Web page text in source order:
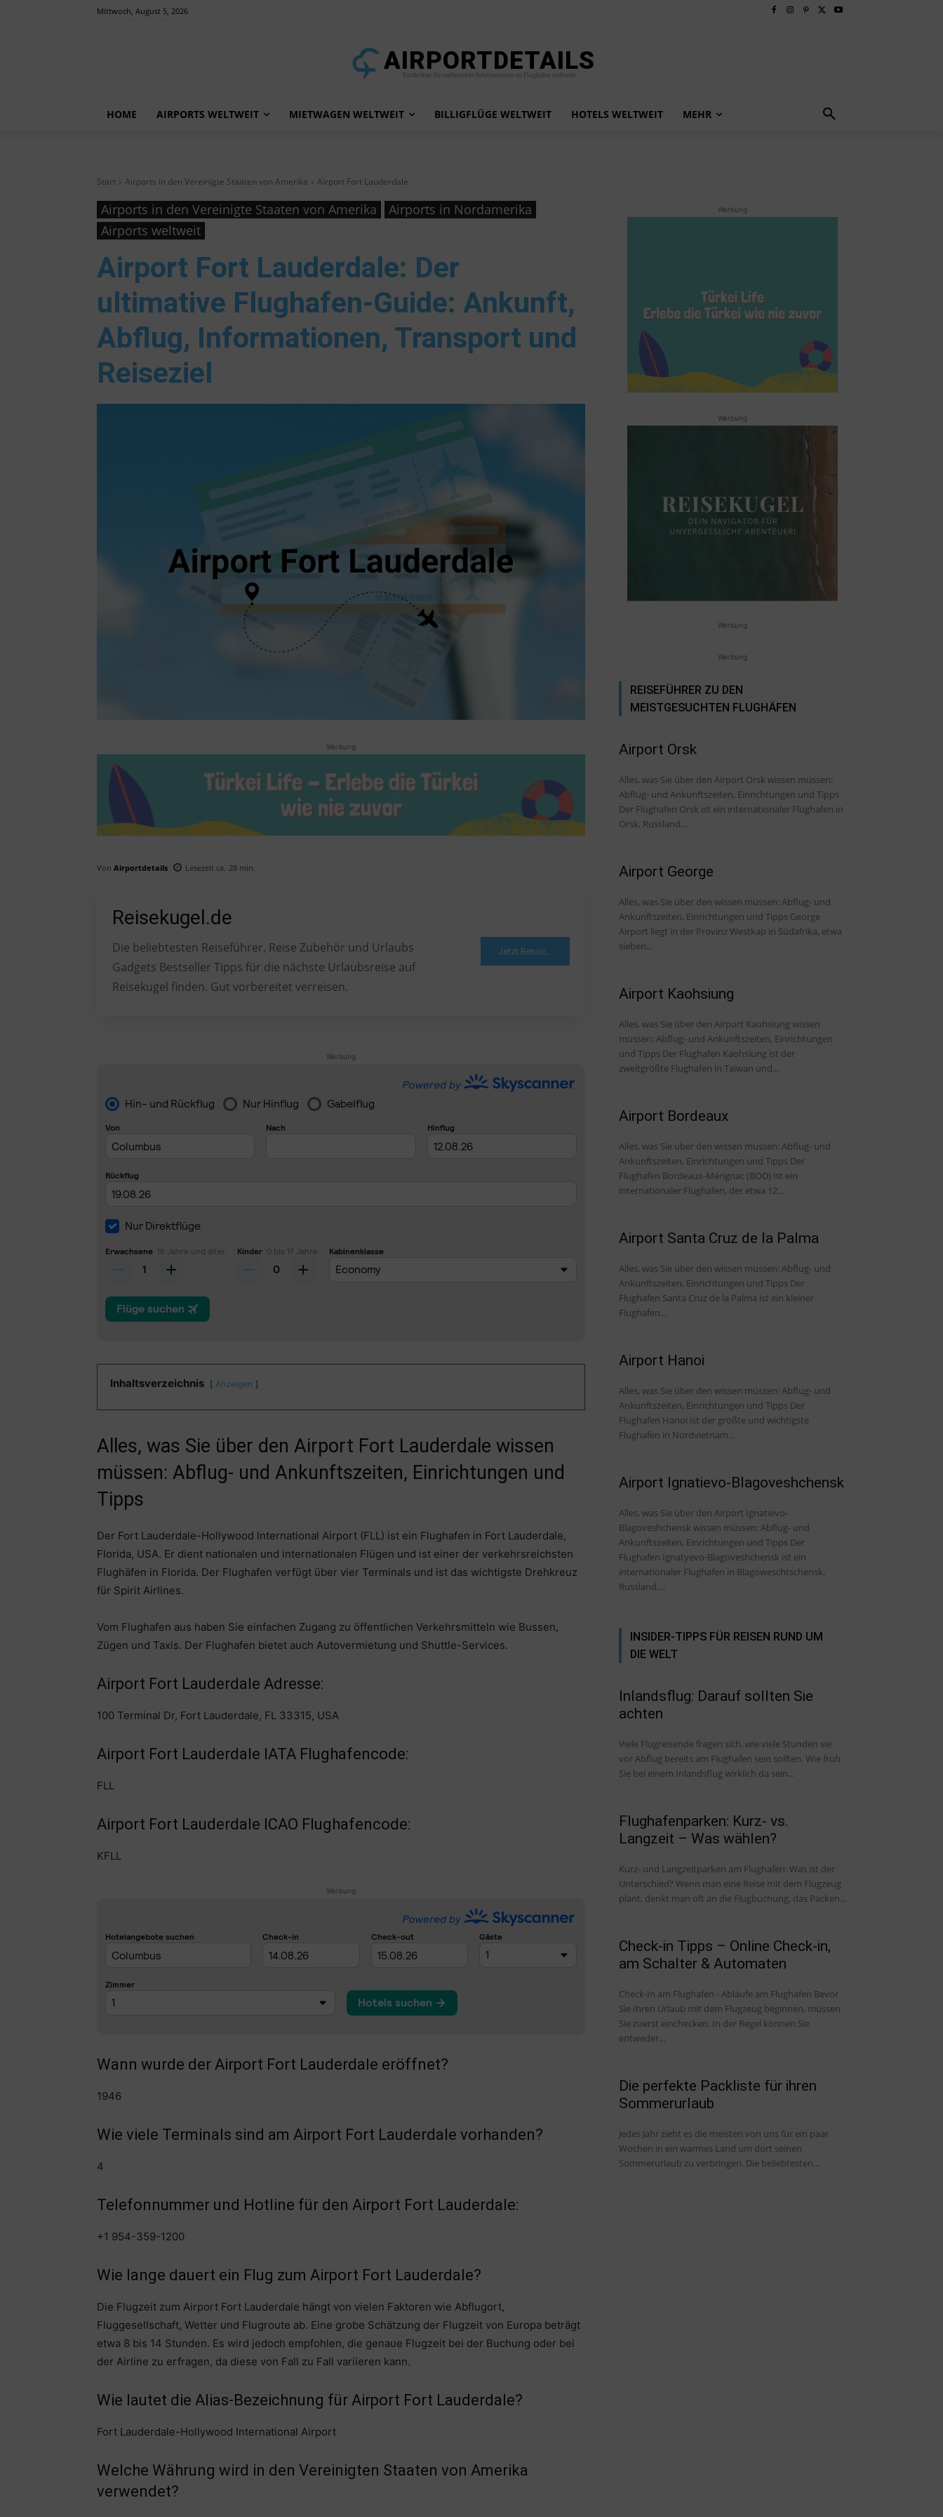
Mittwoch, August 5, 2026
AIRPORTDETAILS
Entdecken Sie umfassende Informationen zu Flughäfen weltweit
HOME AIRPORTS WELTWEIT MIETWAGEN WELTWEIT BILLIGFLÜGE WELTWEIT HOTELS WELTWEIT MEHR
Start Airports in den Vereinigte Staaten von Amerika Airport Fort Lauderdale
Airports in den Vereinigte Staaten von Amerika
Airports in Nordamerika
Airports weltweit
Airport Fort Lauderdale: Der
ultimative Flughafen-Guide: Ankunft,
Abflug, Informationen, Transport und
Reiseziel
Werbung
Von Airportdetails Lesezeit ca. 28 min.
Reisekugel.de
Die beliebtesten Reiseführer, Reise Zubehör und Urlaubs
Gadgets Bestseller Tipps für die nächste Urlaubsreise auf
Reisekugel finden. Gut vorbereitet verreisen.
Werbung
Inhaltsverzeichnis Anzeigen
Alles, was Sie über den Airport Fort Lauderdale wissen
müssen: Abflug- und Ankunftszeiten, Einrichtungen und
Tipps
Der Fort Lauderdale-Hollywood International Airport (FLL) ist ein Flughafen in Fort Lauderdale,
Florida, USA. Er dient nationalen und internationalen Flügen und ist einer der verkehrsreichsten
Flughäfen in Florida. Der Flughafen verfügt über vier Terminals und ist das wichtigste Drehkreuz
für Spirit Airlines.
Vom Flughafen aus haben Sie einfachen Zugang zu öffentlichen Verkehrsmitteln wie Bussen,
Zügen und Taxis. Der Flughafen bietet auch Autovermietung und Shuttle-Services.
Airport Fort Lauderdale Adresse:
100 Terminal Dr, Fort Lauderdale, FL 33315, USA
Airport Fort Lauderdale IATA Flughafencode:
FLL
Airport Fort Lauderdale ICAO Flughafencode:
KFLL
Werbung
Wann wurde der Airport Fort Lauderdale eröffnet?
1946
Wie viele Terminals sind am Airport Fort Lauderdale vorhanden?
4
Telefonnummer und Hotline für den Airport Fort Lauderdale:
+1 954-359-1200
Wie lange dauert ein Flug zum Airport Fort Lauderdale?
Die Flugzeit zum Airport Fort Lauderdale hängt von vielen Faktoren wie Abflugort,
Fluggesellschaft, Wetter und Flugroute ab. Eine grobe Schätzung der Flugzeit von Europa beträgt
etwa 8 bis 14 Stunden. Es wird jedoch empfohlen, die genaue Flugzeit bei der Buchung oder bei
der Airline zu erfragen, da diese von Fall zu Fall variieren kann.
Wie lautet die Alias-Bezeichnung für Airport Fort Lauderdale?
Fort Lauderdale-Hollywood International Airport
Welche Währung wird in den Vereinigten Staaten von Amerika
verwendet?
Werbung
Werbung
Werbung
Werbung
REISEFÜHRER ZU DEN
MEISTGESUCHTEN FLUGHÄFEN
Airport Orsk
Alles, was Sie über den Airport Orsk wissen müssen:
Abflug- und Ankunftszeiten, Einrichtungen und Tipps
Der Flughafen Orsk ist ein internationaler Flughafen in
Orsk, Russland....
Airport George
Alles, was Sie über den wissen müssen: Abflug- und
Ankunftszeiten, Einrichtungen und Tipps George
Airport liegt in der Provinz Westkap in Südafrika, etwa
sieben...
Airport Kaohsiung
Alles, was Sie über den Airport Kaohsiung wissen
müssen: Abflug- und Ankunftszeiten, Einrichtungen
und Tipps Der Flughafen Kaohsiung ist der
zweitgrößte Flughafen in Taiwan und...
Airport Bordeaux
Alles, was Sie über den wissen müssen: Abflug- und
Ankunftszeiten, Einrichtungen und Tipps Der
Flughafen Bordeaux-Mérignac (BOD) ist ein
internationaler Flughafen, der etwa 12...
Airport Santa Cruz de la Palma
Alles, was Sie über den wissen müssen: Abflug- und
Ankunftszeiten, Einrichtungen und Tipps Der
Flughafen Santa Cruz de la Palma ist ein kleiner
Flughafen...
Airport Hanoi
Alles, was Sie über den wissen müssen: Abflug- und
Ankunftszeiten, Einrichtungen und Tipps Der
Flughafen Hanoi ist der größte und wichtigste
Flughafen in Nordvietnam...
Airport Ignatievo-Blagoveshchensk
Alles, was Sie über den Airport Ignatievo-
Blagoveshchensk wissen müssen: Abflug- und
Ankunftszeiten, Einrichtungen und Tipps Der
Flughafen Ignatyevo-Blagoveshchensk ist ein
internationaler Flughafen in Blagoweschtschensk,
Russland....
INSIDER-TIPPS FÜR REISEN RUND UM
DIE WELT
Inlandsflug: Darauf sollten Sie
achten
Viele Flugreisende fragen sich, wie viele Stunden sie
vor Abflug bereits am Flughafen sein sollten. Wie früh
Sie bei einem Inlandsflug wirklich da sein...
Flughafenparken: Kurz- vs.
Langzeit – Was wählen?
Kurz- und Langzeitparken am Flughafen: Was ist der
Unterschied? Wenn man eine Reise mit dem Flugzeug
plant, denkt man oft an die Flugbuchung, das Packen...
Check-in Tipps – Online Check-in,
am Schalter & Automaten
Check-In am Flughafen - Abläufe am Flughafen Bevor
Sie Ihren Urlaub mit dem Flugzeug beginnen, müssen
Sie zuerst einchecken. In der Regel können Sie
entweder...
Die perfekte Packliste für ihren
Sommerurlaub
Jedes Jahr zieht es die meisten von uns für ein paar
Wochen in ein warmes Land um dort seinen
Sommerurlaub zu verbringen. Die beliebtesten...